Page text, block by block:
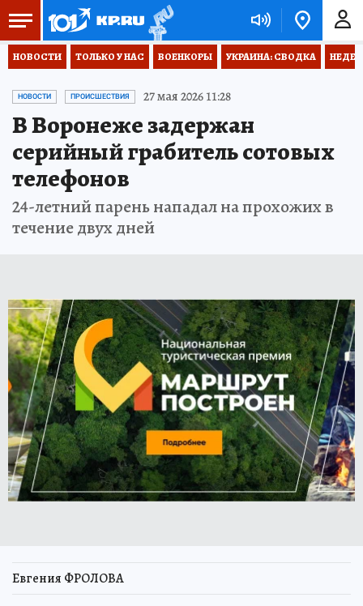
НОВОСТИ ТОЛЬКО У НАС ВОЕНКОРЫ УКРАИНА: СВОДКА
НОВОСТИ ПРОИСШЕСТВИЯ 27 мая 2026 11:28
В Воронеже задержан
серийный грабитель сотовых
телефонов
24-летний парень нападал на прохожих в
течение двух дней
Евгения ФРОЛОВА